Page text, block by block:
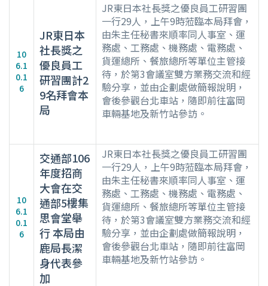
10
6.1
0.1
6
JR東日本
社長獎之
優良員工
研習團計2
9名拜會本
局
JR東日本社長獎之優良員工研習團
一行29人，上午9時蒞臨本局拜會，
由朱主任秘書來順率同人事室、運
務處、工務處、機務處、電務處、
貨運總所、餐旅總所等單位主管接
待，於第3會議室雙方業務交流和經
驗分享，並由企劃處做簡報說明，
會後參觀台北車站，隨即前往富岡
車輛基地及新竹站參訪。
10
6.1
0.1
6
交通部106
年度招商
大會在交
通部5樓集
思會堂舉
行 本局由
鹿局長潔
身代表參
加
JR東日本社長獎之優良員工研習團
一行29人，上午9時蒞臨本局拜會，
由朱主任秘書來順率同人事室、運
務處、工務處、機務處、電務處、
貨運總所、餐旅總所等單位主管接
待，於第3會議室雙方業務交流和經
驗分享，並由企劃處做簡報說明，
會後參觀台北車站，隨即前往富岡
車輛基地及新竹站參訪。